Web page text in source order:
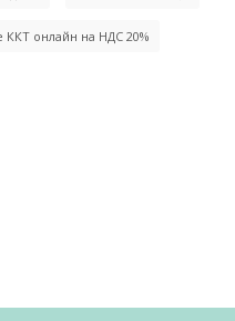
ККТ онлайн на НДС 20%